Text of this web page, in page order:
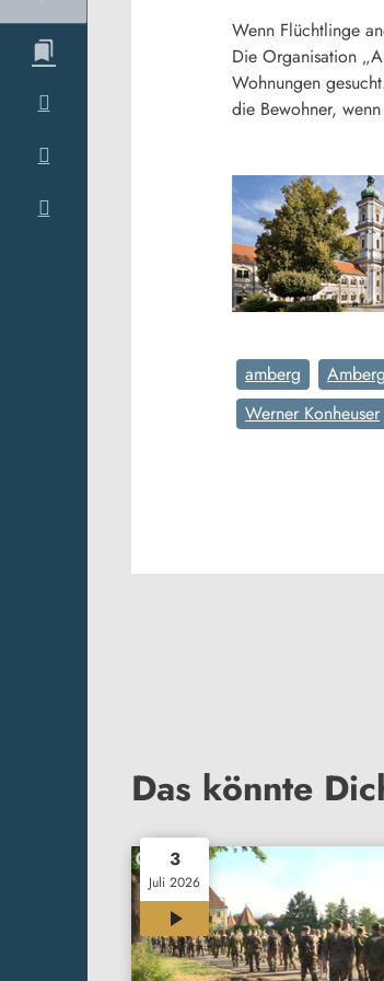
Wenn Flüchtlinge
Die Organisation
Wohnungen
die Bewohner,
amberg
Werner Konheuser
Das könnte
3
Juli 2026
00:35